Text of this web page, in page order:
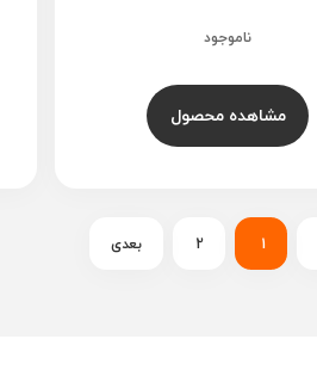
ناموجود
مشاهده محصول
1
2 بعدی